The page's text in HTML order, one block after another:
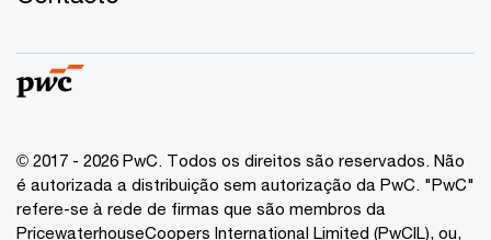
© 2017 - 2026 PwC. Todos os direitos são reservados. Não
é autorizada a distribuição sem autorização da PwC. "PwC"
refere-se à rede de firmas que são membros da
PricewaterhouseCoopers International Limited (PwCIL), ou,